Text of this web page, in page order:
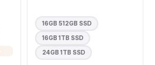
16GB 512GB SSD
16GB 1TB SSD
24GB 1TB SSD